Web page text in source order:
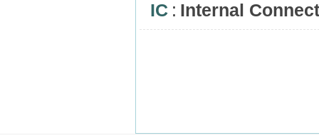
IC : Internal